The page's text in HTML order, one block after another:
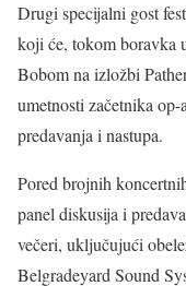
Drugi specijalni gost
koji će, tokom boravka
Bobom na izložbi
umetnosti začetnika
predavanja i nastupa.
Pored brojnih
panel diskusija i
večeri, uključujući
Belgradeyard Sound